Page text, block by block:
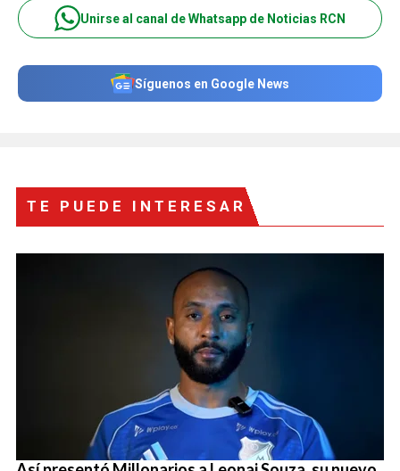
Unirse al canal de Whatsapp de Noticias RCN
Síguenos en Google News
TE PUEDE INTERESAR